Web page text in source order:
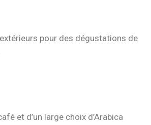
pour des dégustations de
et d’un large choix d’Arabica